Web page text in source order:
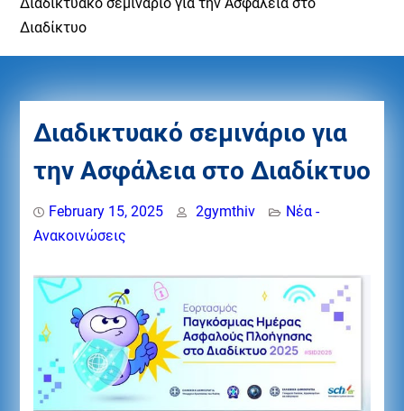
Διαδίκτυο
Διαδικτυακό σεμινάριο για
την Ασφάλεια στο Διαδίκτυο
February 15, 2025 2gymthiv
Νέα -
Ανακοινώσεις